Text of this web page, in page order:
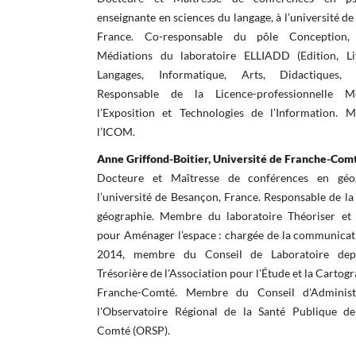
enseignante en sciences du langage, à l’université
France. Co-responsable du pôle Conception,
Médiations du laboratoire ELLIADD (Edition,
Langages, Informatique, Arts, Didactiques,
Responsable de la Licence-professionnelle
l’Exposition et Technologies de l’Information.
l’ICOM.
Anne Griffond-Boitier, Université de Franche-
Docteure et Maîtresse de conférences en
l’université de Besançon, France. Responsable de
géographie. Membre du laboratoire Théoriser et
pour Aménager l’espace : chargée de la
2014, membre du Conseil de Laboratoire
Trésorière de l'Association pour l'Étude et la
Franche-Comté. Membre du Conseil
l'Observatoire Régional de la Santé Publique
Comté (ORSP).